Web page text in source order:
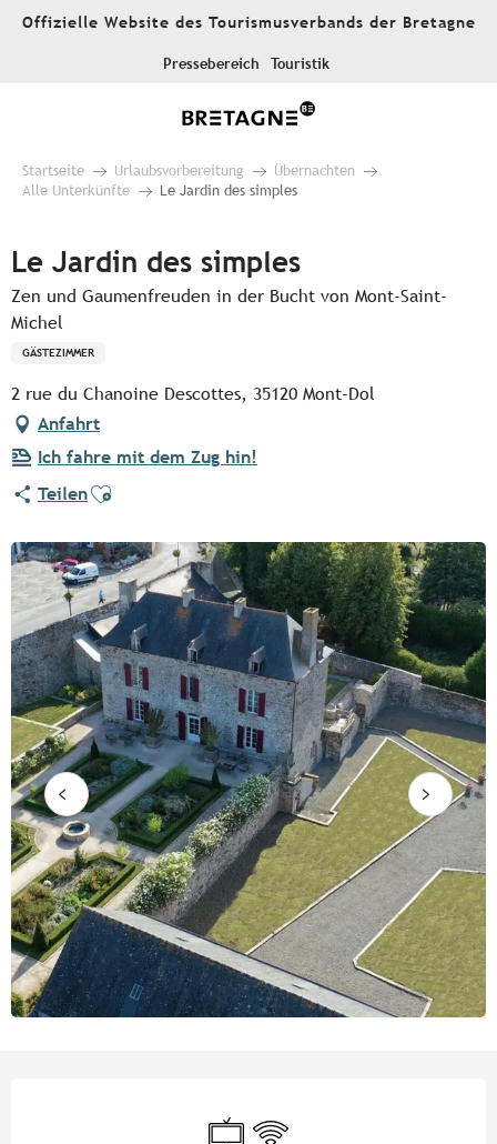
AllerOffizielle Website des Tourismusverbands der Bretagne
Pressebereich Touristik
Startseite Urlaubsvorbereitung
Übernachten
Alle Unterkünfte
Le Jardin des simples
Le Jardin des simples
Zen und Gaumenfreuden in der Bucht von Mont-Saint-
Michel
GÄSTEZIMMER
2 rue du Chanoine Descottes, 35120 Mont-Dol
Anfahrt
Ich fahre mit dem Zug hin!
TeilenAjouter aux favoris
Fernsehen
Wi-Fi